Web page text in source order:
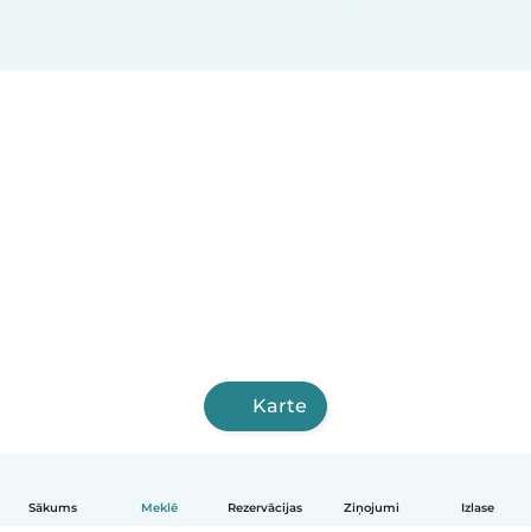
Sākums Meklē Rezervācijas Ziņojumi Izlase
Karte